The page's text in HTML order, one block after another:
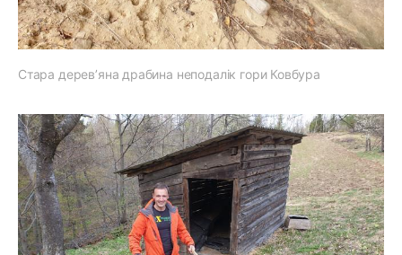
Стара дерев’яна драбина неподалік гори Ковбура